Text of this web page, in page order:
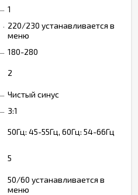
1
220/230 устанавливается в
меню
180-280
2
Чистый синус
3:1
50Гц: 45-55Гц, 60Гц: 54-66Гц
5
50/60 устанавливается в
меню